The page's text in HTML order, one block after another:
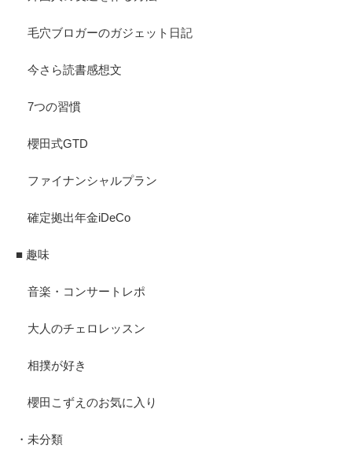
毛穴ブロガーのガジェット日記
今さら読書感想文
7つの習慣
櫻田式GTD
ファイナンシャルプラン
確定拠出年金iDeCo
■ 趣味
音楽・コンサートレポ
大人のチェロレッスン
相撲が好き
櫻田こずえのお気に入り
・未分類